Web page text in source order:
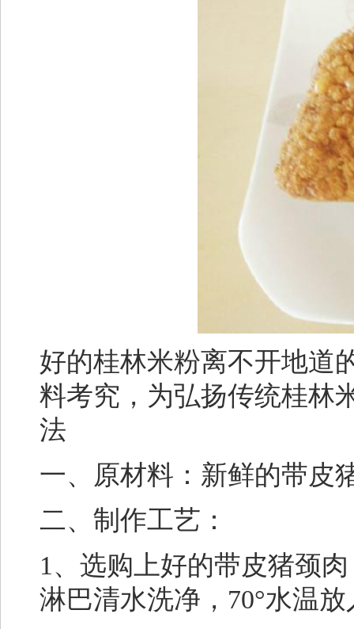
好的桂林米粉离不开地道
料考究，为弘扬传统桂林
法
一、原材料：新鲜的带皮
二、制作工艺：
1、选购上好的带皮猪颈
淋巴清水洗净，70°水温